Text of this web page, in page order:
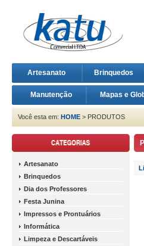
Artesanato Brinquedos
Manutenção Mapas e
Você esta em: HOME > PRODUTOS
Artesanato
Brinquedos
Dia dos Professores
Festa Junina
Impressos e Prontuários
Informática
Limpeza e Descartáveis